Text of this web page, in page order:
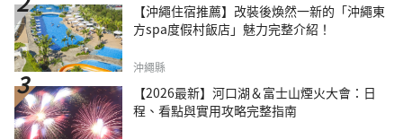
【沖繩住宿推薦】改裝後煥然一新的「沖繩東
方spa度假村飯店」魅力完整介紹！
沖繩縣
【2026最新】河口湖＆富士山煙火大會：日
程、看點與實用攻略完整指南